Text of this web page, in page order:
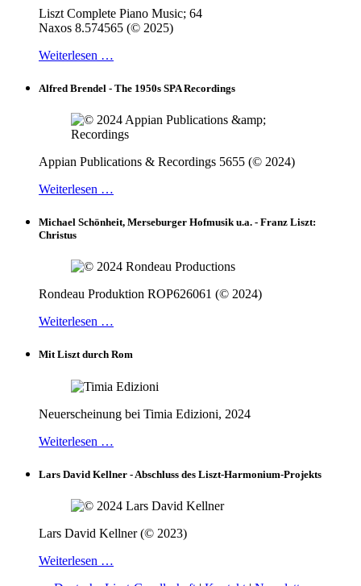
Liszt Complete Piano Music; 64
Naxos 8.574565 (© 2025)
Weiterlesen …
Alfred Brendel - The 1950s SPA Recordings
Appian Publications & Recordings 5655 (© 2024)
Weiterlesen …
Michael Schönheit, Merseburger Hofmusik u.a. - Franz Liszt:
Christus
Rondeau Produktion ROP626061 (© 2024)
Weiterlesen …
Mit Liszt durch Rom
Neuerscheinung bei Timia Edizioni, 2024
Weiterlesen …
Lars David Kellner - Abschluss des Liszt-Harmonium-Projekts
Lars David Kellner (© 2023)
Weiterlesen …